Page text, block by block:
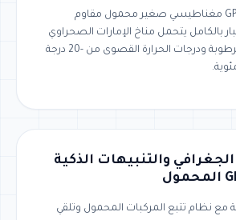
تصميم جهاز تتبع GPS مغناطيسي صغير محمول مقاوم
بالكامل يتحمل مناخ الإمارات الصحراوي
القاسي والأمطار والرطوبة ودرجات الحرارة القصوى من -20 درجة
والتنبيهات الذكية
مع نظام تتبع المركبات المحمول وتلقي